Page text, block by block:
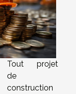
Tout projet
de
construction